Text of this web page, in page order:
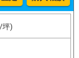
坪)